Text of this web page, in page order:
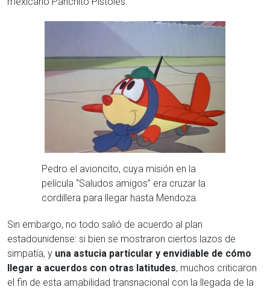
Pedro el avioncito, cuya misión en la
película “Saludos amigos” era cruzar la
cordillera para llegar hasta Mendoza.
Sin embargo, no todo salió de acuerdo al plan
estadounidense: si bien se mostraron ciertos lazos de
simpatía, y una astucia particular y envidiable de cómo
llegar a acuerdos con otras latitudes, muchos criticaron
el fin de esta amabilidad transnacional con la llegada de la